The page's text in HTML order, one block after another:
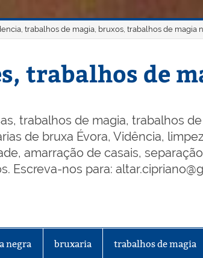
trabalhos de magia, bruxos, trabalhos de magia
trabalhos de
trabalhos de magia, trabalhos
de bruxa Évora, Vidência,
amarração de casais,
Escreva-nos para:
negra bruxaria trabalhos de magia